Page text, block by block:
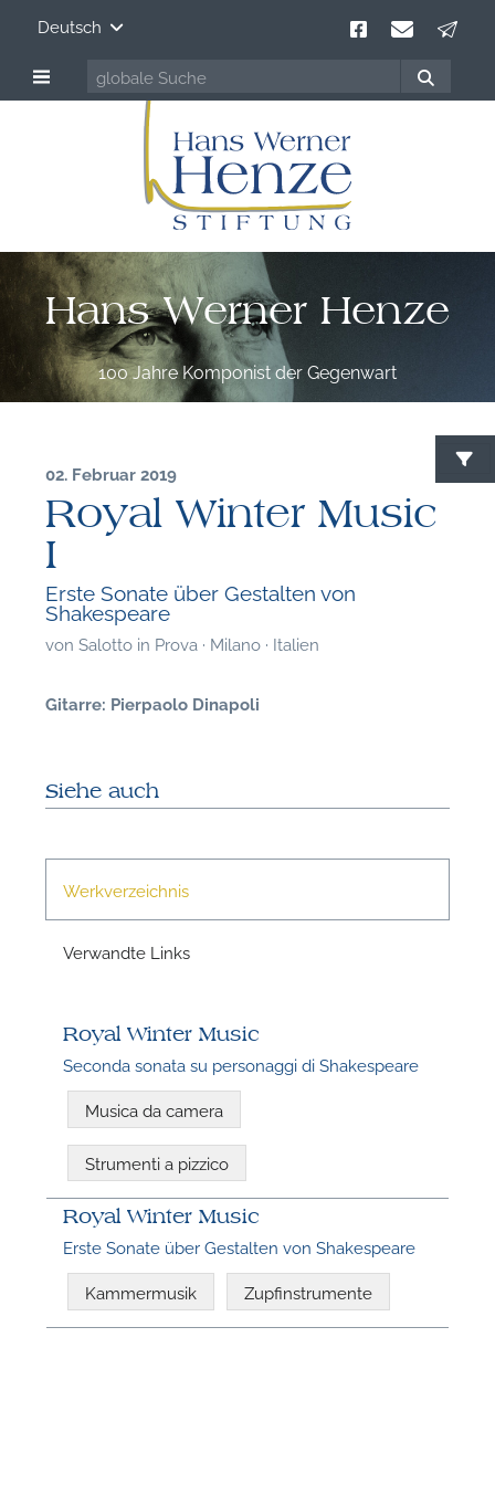
Deutsch
Hans Werner Henze
100 Jahre Komponist der Gegenwart
02. Februar 2019
Royal Winter Music
I
Erste Sonate über Gestalten von
Shakespeare
vonSalotto in Prova · Milano · Italien
Gitarre: Pierpaolo Dinapoli
Siehe auch
Werkverzeichnis
Verwandte Links
Royal Winter Music
Seconda sonata su personaggi di Shakespeare
Musica da camera
Strumenti a pizzico
Royal Winter Music
Erste Sonate über Gestalten von Shakespeare
Kammermusik Zupfinstrumente